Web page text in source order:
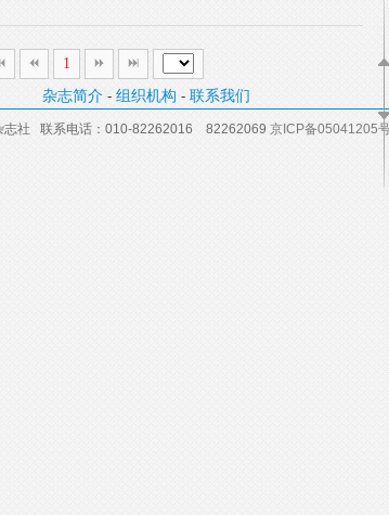
1
杂志简介 - 组织机构 - 联系我们
志社 联系电话： 010-82262016 82262069 京ICP备05041205